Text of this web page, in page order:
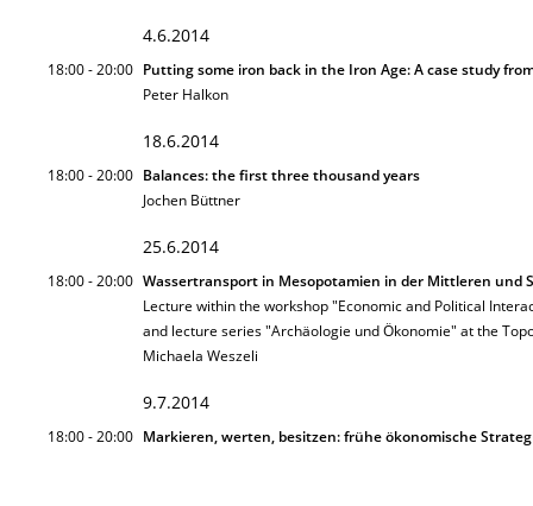
4.6.2014
18:00 - 20:00 Putting some iron back in the Iron Age: A case study
Peter Halkon
18.6.2014
18:00 - 20:00 Balances: the first three thousand years
Jochen Büttner
25.6.2014
18:00 - 20:00 Wassertransport in Mesopotamien in der Mittleren und
Lecture within the workshop "Economic and Political
and lecture series "Archäologie und Ökonomie" at the
Michaela Weszeli
9.7.2014
18:00 - 20:00 Markieren, werten, besitzen: frühe ökonomische